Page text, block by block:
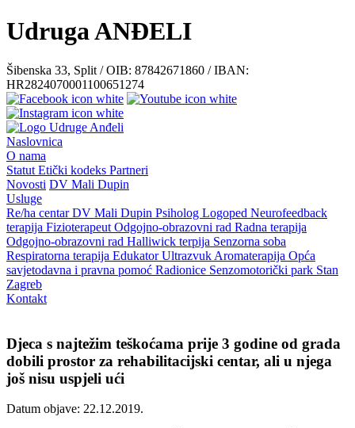
Udruga ANĐELI
Šibenska 33, Split / OIB: 87842671860 / IBAN:
HR2824070001100651274
Naslovnica
O nama
Statut Etički kodeks Partneri
Novosti DV Mali Dupin
Usluge
Re/ha centarDV Mali Dupin Psiholog Logoped Neurofeedback
terapija Fizioterapeut Odgojno-obrazovni rad Radna terapija
Odgojno-obrazovni rad Halliwick terpija Senzorna soba
Respiratorna terapija EdukatorUltrazvuk Aromaterapija Opća
savjetodavna i pravna pomoć Radionice Senzomotorički park Stan
Zagreb
Kontakt
Djeca s najtežim teškoćama prije 3 godine od grada
dobili prostor za rehabilitacijski centar, ali u njega
još nisu uspjeli ući
Datum objave: 22.12.2019.